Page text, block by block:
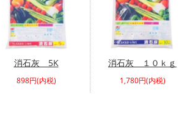
消石灰 5K
898円(内税)
消石灰 １０ｋｇ
1,780円(内税)